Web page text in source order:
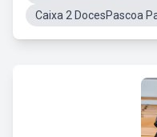
Caixa 2 DocesPascoa